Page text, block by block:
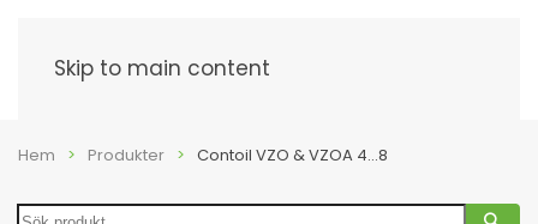
Skip to main content
Hem Produkter Contoil VZO & VZOA 4...8
Search